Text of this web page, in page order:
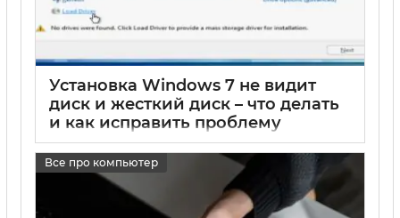
Установка Windows 7 не видит
диск и жесткий диск – что делать
и как исправить проблему
Все про компьютер